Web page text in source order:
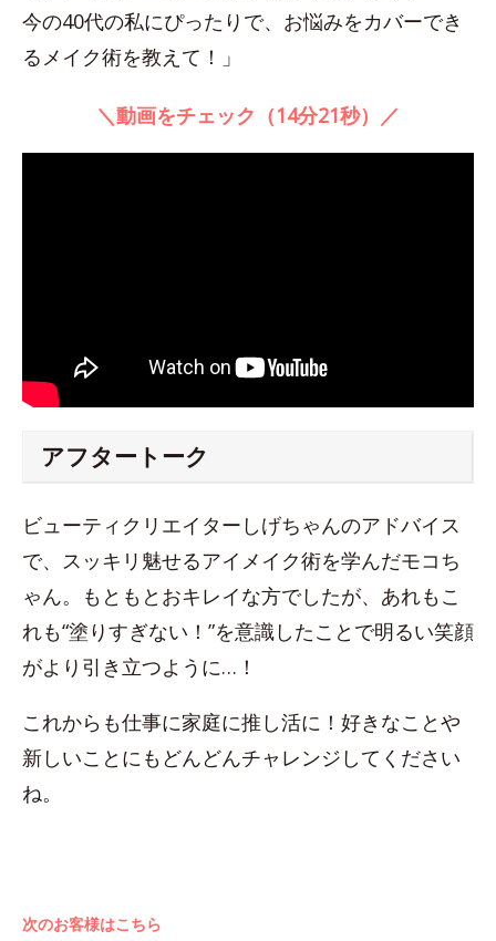
今の40代の私にぴったりで、お悩みをカバーでき
るメイク術を教えて！」
＼動画をチェック（14分21秒）／
アフタートーク
ビューティクリエイターしげちゃんのアドバイス
で、スッキリ魅せるアイメイク術を学んだモコち
ゃん。もともとおキレイな方でしたが、あれもこ
れも“塗りすぎない！”を意識したことで明るい笑顔
がより引き立つように…！
これからも仕事に家庭に推し活に！好きなことや
新しいことにもどんどんチャレンジしてください
ね。
次のお客様はこちら